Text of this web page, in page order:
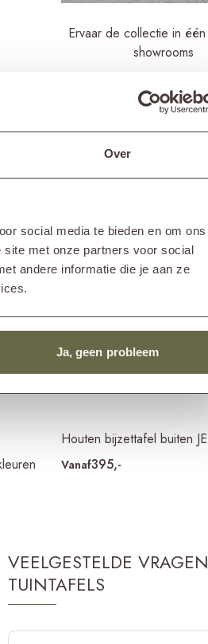
Over
social media te bieden en om ons
met onze partners voor social
andere informatie die je aan ze
Ja, geen probleem
Ervaar de collectie in
showrooms
Houten bijzettafel buiten
Vanaf395,-
VEELGESTELDE
TUINTAFELS